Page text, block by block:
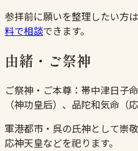
参拝前に願いを整理したい方は
料で相談できます。
由緒・ご祭神
ご祭神・ご本尊： 帯中津日子
（神功皇后）、品陀和気命（
軍港都市・呉の氏神として崇
応神天皇などを祀ります。